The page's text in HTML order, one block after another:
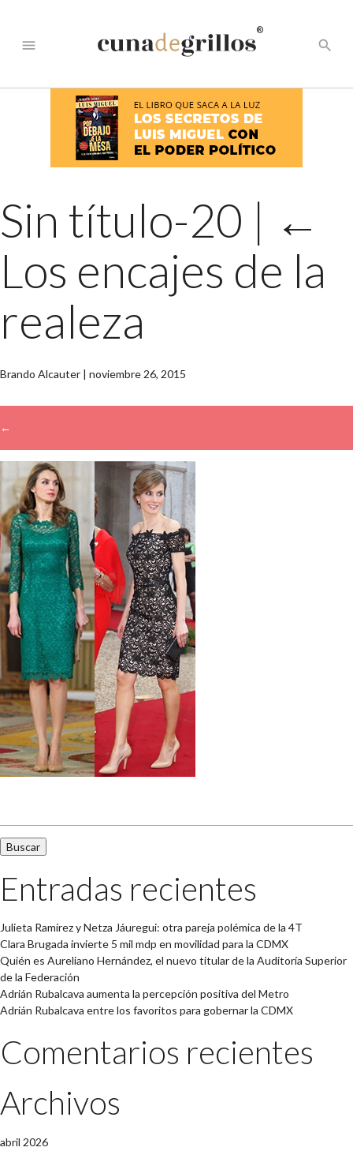
menu
®
search
Sin título-20 | ←
Los encajes de la
realeza
Brando Alcauter | noviembre 26, 2015
←
Entradas recientes
Julieta Ramírez y Netza Jáuregui: otra pareja polémica de la 4T
Clara Brugada invierte 5 mil mdp en movilidad para la CDMX
Quién es Aureliano Hernández, el nuevo titular de la Auditoría Superior
de la Federación
Adrián Rubalcava aumenta la percepción positiva del Metro
Adrián Rubalcava entre los favoritos para gobernar la CDMX
Comentarios recientes
Archivos
abril 2026